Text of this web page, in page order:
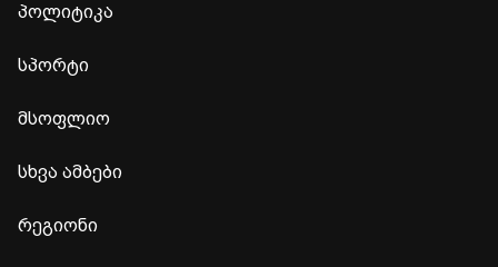
პოლიტიკა
სპორტი
მსოფლიო
სხვა ამბები
რეგიონი